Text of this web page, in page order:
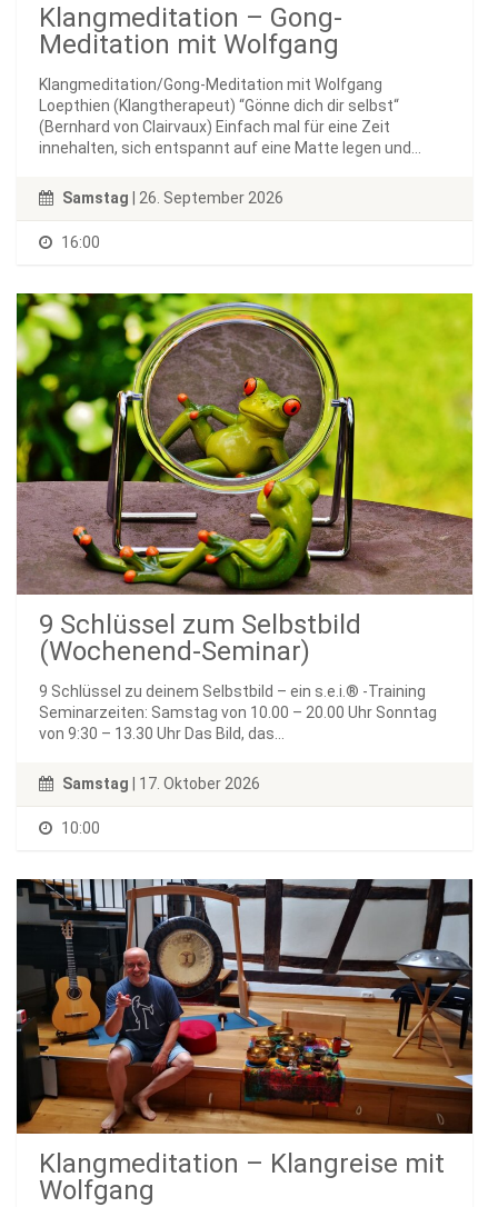
Klangmeditation – Gong-
Meditation mit Wolfgang
Klangmeditation/Gong-Meditation mit Wolfgang
Loepthien (Klangtherapeut) “Gönne dich dir selbst“
(Bernhard von Clairvaux) Einfach mal für eine Zeit
innehalten, sich entspannt auf eine Matte legen und...
Samstag | 26. September 2026
16:00
9 Schlüssel zum Selbstbild
(Wochenend-Seminar)
9 Schlüssel zu deinem Selbstbild – ein s.e.i.® -Training
Seminarzeiten: Samstag von 10.00 – 20.00 Uhr Sonntag
von 9:30 – 13.30 Uhr Das Bild, das...
Samstag | 17. Oktober 2026
10:00
Klangmeditation – Klangreise mit
Wolfgang